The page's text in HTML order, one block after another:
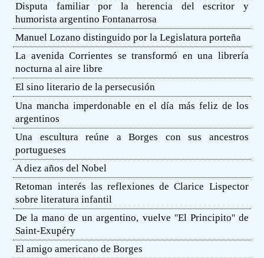
Disputa familiar por la herencia del escritor y
humorista argentino Fontanarrosa
Manuel Lozano distinguido por la Legislatura porteña
La avenida Corrientes se transformó en una librería
nocturna al aire libre
El sino literario de la persecusión
Una mancha imperdonable en el día más feliz de los
argentinos
Una escultura reúne a Borges con sus ancestros
portugueses
A diez años del Nobel
Retoman interés las reflexiones de Clarice Lispector
sobre literatura infantil
De la mano de un argentino, vuelve ''El Principito'' de
Saint-Exupéry
El amigo americano de Borges